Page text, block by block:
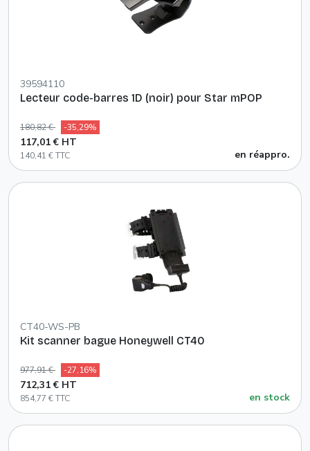
39594110
Lecteur code-barres 1D (noir) pour Star mPOP
180,82 € -35,29%
117,01 € HT
140,41 € TTC en réappro.
CT40-WS-PB
Kit scanner bague Honeywell CT40
977,91 € -27,16%
712,31 € HT
854,77 € TTC en stock